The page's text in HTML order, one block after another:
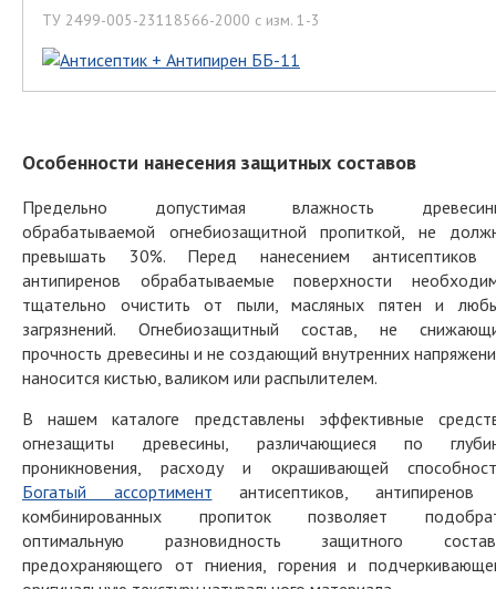
ТУ 2499-005-23118566-2000 с изм. 1-3
Особенности нанесения защитных составов
Предельно допустимая влажность
обрабатываемой огнебиозащитной пропиткой, не
превышать 30%. Перед нанесением
антипиренов обрабатываемые поверхности
тщательно очистить от пыли, масляных пятен и
загрязнений. Огнебиозащитный состав, не
прочность древесины и не создающий внутренних
наносится кистью, валиком или распылителем.
В нашем каталоге представлены эффективные
огнезащиты древесины, различающиеся по
проникновения, расходу и окрашивающей
Богатый ассортимент антисептиков,
комбинированных пропиток позволяет
оптимальную разновидность защитного
предохраняющего от гниения, горения и